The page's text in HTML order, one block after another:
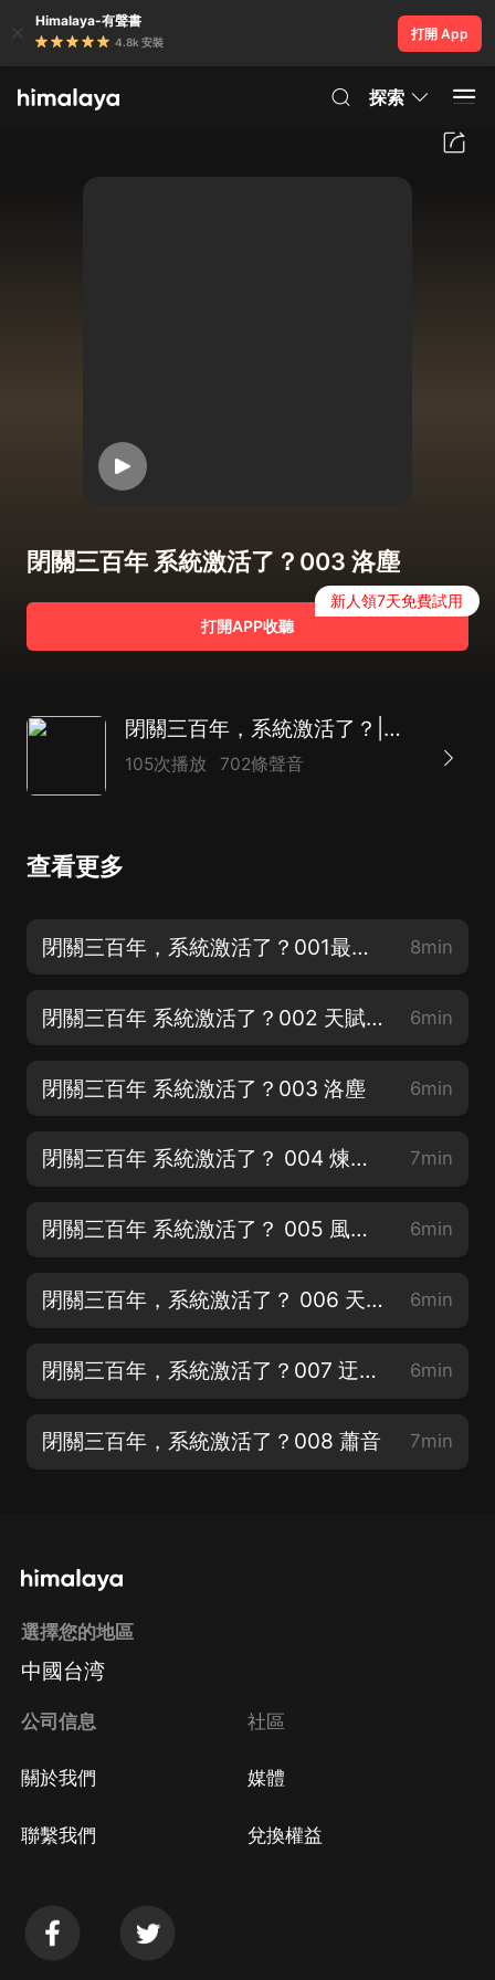
Himalaya-有聲書
4.8k 安裝
打開 App
探索
閉關三百年 系統激活了？003 洛塵
打開APP收聽
新人領7天免費試用
閉關三百年，系統激活了？|爆笑|玄幻|系統流|【多人精品有聲劇】
105次播放 702條聲音
查看更多
閉關三百年，系統激活了？001最強系統 8min
閉關三百年 系統激活了？002 天賦共享 6min
閉關三百年 系統激活了？003 洛塵 6min
閉關三百年 系統激活了？ 004 煉丹師？ 7min
閉關三百年 系統激活了？ 005 風家家主 6min
閉關三百年，系統激活了？ 006 天賦共享 6min
閉關三百年，系統激活了？007 迂腐的洛逸 6min
閉關三百年，系統激活了？008 蕭音 7min
選擇您的地區
中國台湾
公司信息
關於我們
聯繫我們
社區
媒體
兌換權益